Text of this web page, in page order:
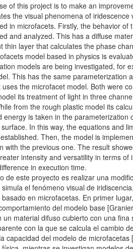
of this project is to make an
the visual phenomena of
in microfacets. Firstly, the behavior of
and analyzed. This has a diffuse
thin layer that calculates the phase
model based in physics is
models are being investigated, for
This has the same parameterization
uses the microfacet model. Both were
its treatment of light in three
from the rough plastic model its
energy is taken in the parameterization
In this way, the equations and
Then, the model is
with the previous one. The result
intensity and versatility in terms of
in execution time.
de este proyecto es realizar una
el fenómeno visual de
en microfacetas. En primer
del modelo base
un material difuso cubierto con una fina
con la que se calcula el cambio
capacidad del modelo de microfacetas